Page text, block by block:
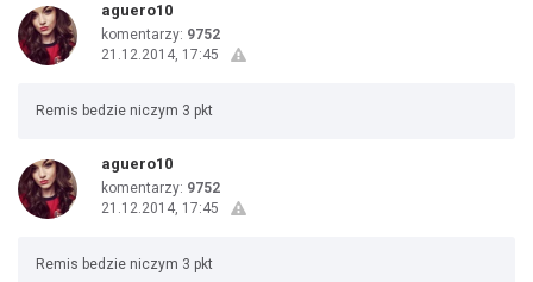
aguero10
komentarzy: 9752
21.12.2014, 17:45
Remis bedzie niczym 3 pkt
aguero10
komentarzy: 9752
21.12.2014, 17:45
Remis bedzie niczym 3 pkt